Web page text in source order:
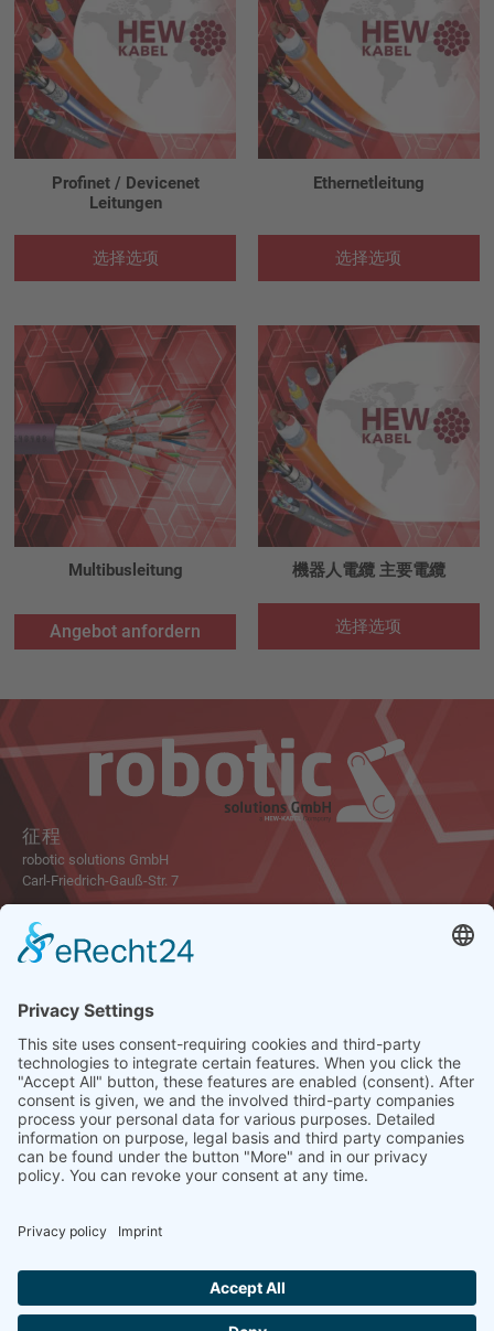
Profinet / Devicenet
Leitungen
选择选项
Ethernetleitung
选择选项
Multibusleitung
Angebot anfordern
機器人電纜 主要電纜
选择选项
征程
robotic solutions GmbH
Carl-Friedrich-Gauß-Str. 7
德国
电子邮件 : info@robotic-solutions.de
其他
隐私政策
数据保护
版本说明
一般商业条款和条件
Cookie Settings